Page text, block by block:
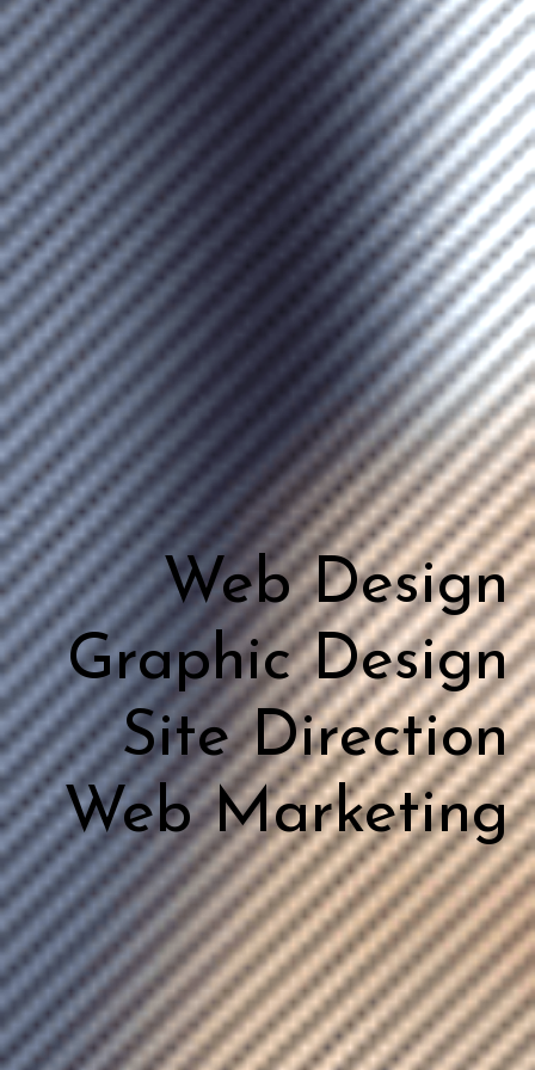
Web Design
Graphic Design
Site Direction
Web Marketing